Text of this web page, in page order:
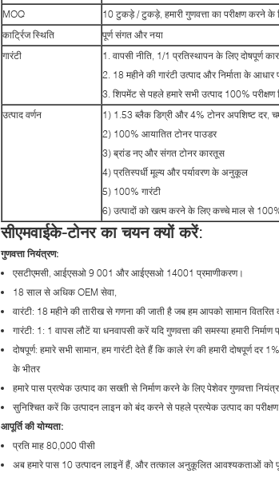
MOQ
10 टुकड़े / टुकड़े, हमारी गुणवत्ता का परीक्षण करने
कार्ट्रिज स्थिति
पूर्ण संगत और नया
गारंटी
1. वापसी नीति, 1/1 प्रतिस्थापन के लिए दोषपूर्ण
2. 18 महीने की गारंटी उत्पाद और निर्माता के
3. शिपमेंट से पहले हमारे सभी उत्पाद 100% परीक्षण
उत्पाद वर्णन
1) 1.53 ब्लैक डिग्री और 4% टोनर अपशिष्ट दर,
2) 100% आयातित टोनर पाउडर
3) ब्रांड नए और संगत टोनर कारतूस
4) प्रतिस्पर्धी मूल्य और पर्यावरण के अनुकूल
5) 100% गारंटी
6) उत्पादों को खत्म करने के लिए कच्चे माल से 100%
सीएमवाईके-टोनर का चयन क्यों करें:
गुणवत्ता नियंत्रण:
एसटीएमसी, आईएसओ 9 001 और आईएसओ 14001 प्रमाणीकरण।
18 साल से अधिक OEM सेवा,
वारंटी: 18 महीने की तारीख से गणना की जाती है जब हम आपको सामान
गारंटी: 1: 1 वापस लौटें या धनवापसी करें यदि गुणवत्ता की समस्या हमारी
दोषपूर्ण: हमारे सभी सामान, हम गारंटी देते हैं कि काले रंग की हमारी दोषपूर्ण
के भीतर
हमारे पास प्रत्येक उत्पाद का सख्ती से निर्माण करने के लिए पेशेवर गुणवत्ता
सुनिश्चित करें कि उत्पादन लाइन को बंद करने से पहले प्रत्येक उत्पाद का परीक्षण
आपूर्ति की योग्यता:
प्रति माह 80,000 पीसी
अब हमारे पास 10 उत्पादन लाइनें हैं, और तत्काल अनुकूलित आवश्यकताओं को